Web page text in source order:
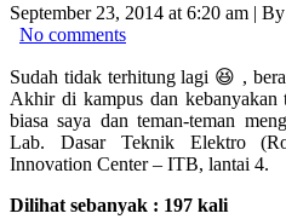
September 23, 2014 at 6:20 am |
No comments
Sudah tidak terhitung lagi 😆 ,
Akhir di kampus dan kebanyakan
biasa saya dan teman-teman
Lab. Dasar Teknik Elektro
Innovation Center – ITB, lantai 4.
Dilihat sebanyak : 197 kali